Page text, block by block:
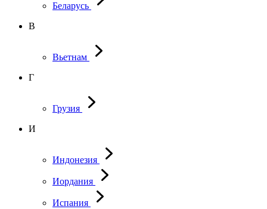
Беларусь
В
Вьетнам
Г
Грузия
И
Индонезия
Иордания
Испания